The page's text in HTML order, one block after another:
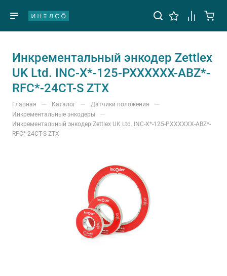
Инкрементальный энкодер Zettlex
UK Ltd. INC-X*-125-PXXXXXX-ABZ*-
RFC*-24CT-S ZTX
Главная — Каталог — Датчики положения —
Инкрементальные энкодеры —
Инкрементальный энкодер Zettlex UK Ltd. INC-X*-125-PXXXXXX-ABZ*-
RFC*-24CT-S ZTX